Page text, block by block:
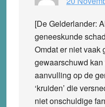
[De Gelderlander:
geneeskunde
Omdat er niet vaak
gewaarschuwd
aanvulling op de
‘kruiden’ die
niet onschuldige